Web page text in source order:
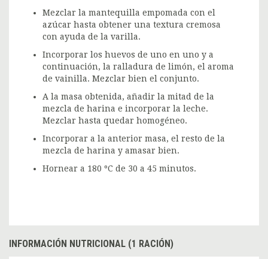
Mezclar la mantequilla empomada con el
azúcar hasta obtener una textura cremosa
con ayuda de la varilla.
Incorporar los huevos de uno en uno y a
continuación, la ralladura de limón, el aroma
de vainilla. Mezclar bien el conjunto.
A la masa obtenida, añadir la mitad de la
mezcla de harina e incorporar la leche.
Mezclar hasta quedar homogéneo.
Incorporar a la anterior masa, el resto de la
mezcla de harina y amasar bien.
Hornear a 180 ºC de 30 a 45 minutos.
INFORMACIÓN NUTRICIONAL (1 RACIÓN)